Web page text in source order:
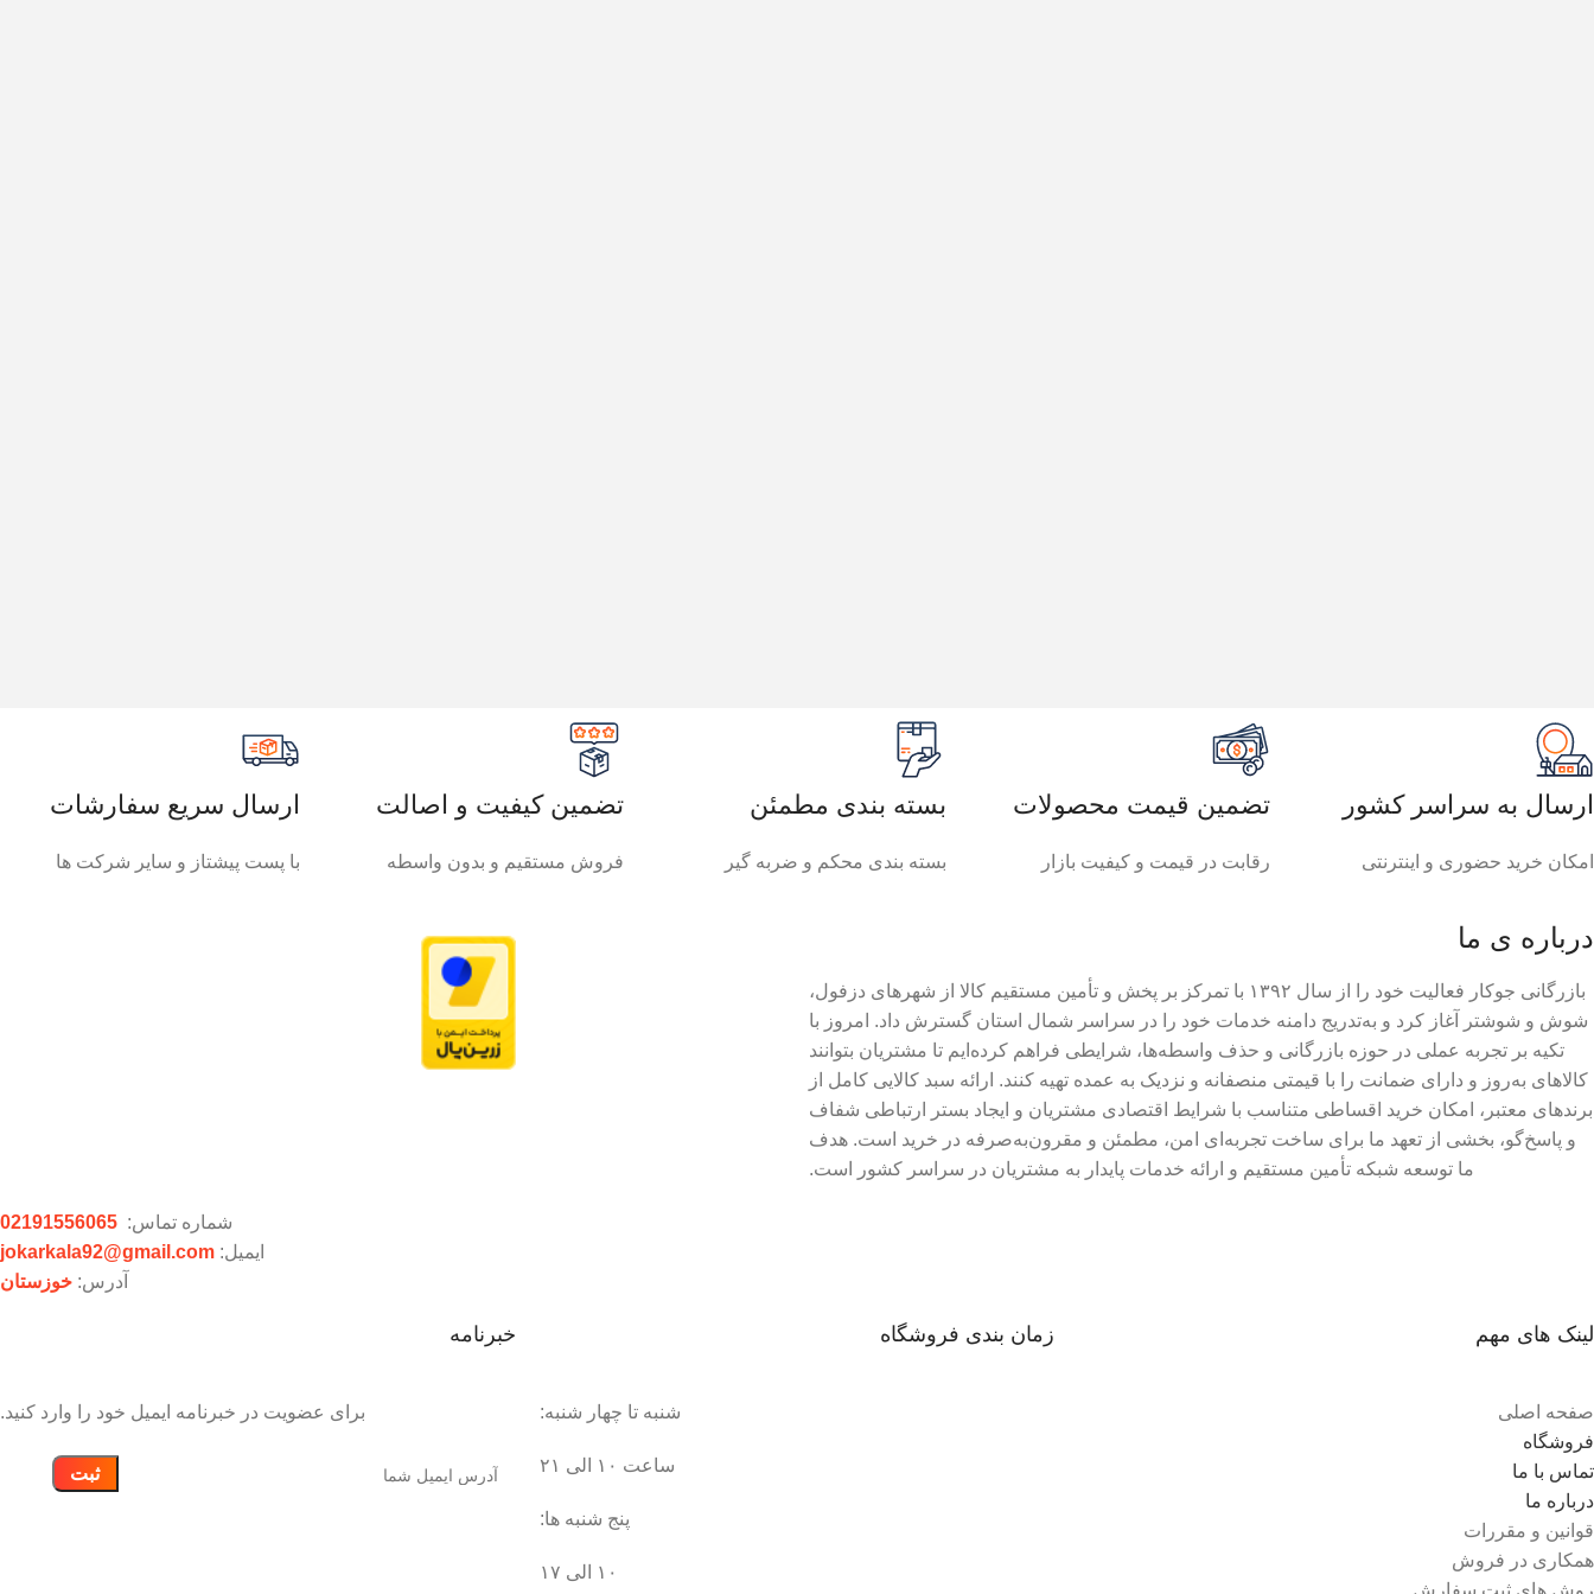
ارسال به سراسر کشور
امکان خرید حضوری و اینترنتی
تضمین قیمت محصولات
رقابت در قیمت و کیفیت بازار
بسته بندی مطمئن
بسته بندی محکم و ضربه گیر
تضمین کیفیت و اصالت
فروش مستقیم و بدون واسطه
ارسال سریع سفارشات
با پست پیشتاز و سایر شرکت ها
درباره ی ما
بازرگانی جوکار فعالیت خود را از سال ۱۳۹۲ با تمرکز بر پخش و تأمین مستقیم کالا از شهرهای دزفول،
شوش و شوشتر آغاز کرد و به‌تدریج دامنه خدمات خود را در سراسر شمال استان گسترش داد. امروز با
تکیه بر تجربه عملی در حوزه بازرگانی و حذف واسطه‌ها، شرایطی فراهم کرده‌ایم تا مشتریان بتوانند
کالاهای به‌روز و دارای ضمانت را با قیمتی منصفانه و نزدیک به عمده تهیه کنند. ارائه سبد کالایی کامل از
برندهای معتبر، امکان خرید اقساطی متناسب با شرایط اقتصادی مشتریان و ایجاد بستر ارتباطی شفاف
و پاسخ‌گو، بخشی از تعهد ما برای ساخت تجربه‌ای امن، مطمئن و مقرون‌به‌صرفه در خرید است. هدف
ما توسعه شبکه تأمین مستقیم و ارائه خدمات پایدار به مشتریان در سراسر کشور است.
شماره تماس: 02191556065
ایمیل: jokarkala92@gmail.com
آدرس: خوزستان
لینک های مهم
صفحه اصلی
فروشگاه
تماس با ما
درباره ما
قوانین و مقررات
همکاری در فروش
روش های ثبت سفارش
زمان بندی فروشگاه
شنبه تا چهار شنبه:
ساعت ۱۰ الی ۲۱
پنج شنبه ها:
۱۰ الی ۱۷
خبرنامه
برای عضویت در خبرنامه ایمیل خود را وارد کنید.